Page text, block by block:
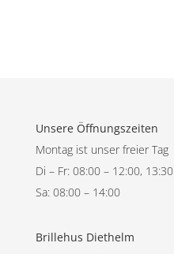
Unsere Öffnungszeiten
Montag ist unser freier Tag
Di – Fr: 08:00 – 12:00,
Sa: 08:00 – 14:00
Brillehus Diethelm